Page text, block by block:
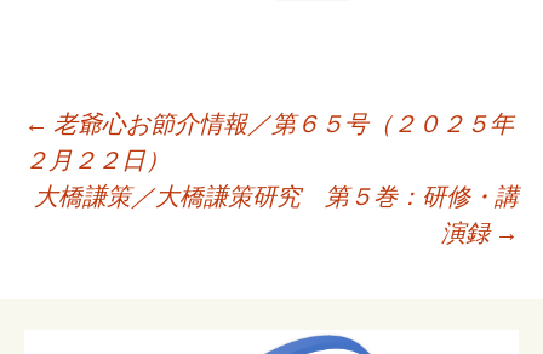
← 老爺心お節介情報／第６５号（２０２５年
２月２２日）
大橋謙策／大橋謙策研究 第５巻：研修・講
演録 →